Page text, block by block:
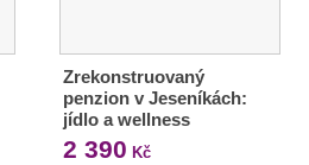
Zrekonstruovaný
penzion v Jeseníkách:
jídlo a wellness
2 390 Kč